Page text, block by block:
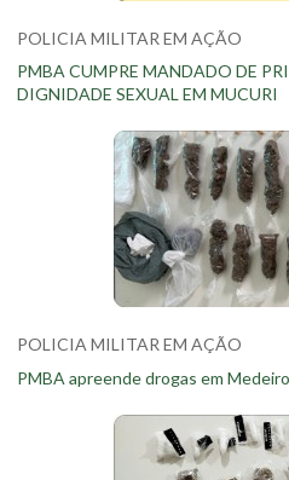
POLICIA MILITAR EM AÇÃO
PMBA CUMPRE MANDADO DE
DIGNIDADE SEXUAL EM MUCURI
POLICIA MILITAR EM AÇÃO
PMBA apreende drogas em